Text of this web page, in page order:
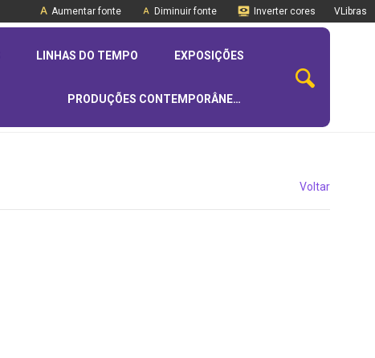
Aumentar fonte Diminuir fonte Inverter cores VLibras
LINHAS DO TEMPO EXPOSIÇÕES
PRODUÇÕES CONTEMPORÂNEAS
Voltar